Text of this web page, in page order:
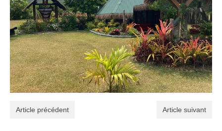
Article précédent Article suivant